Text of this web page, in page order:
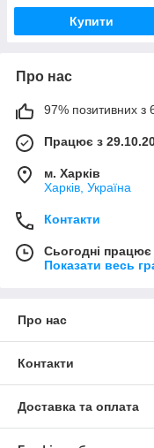
Купити
Про нас
97% позитивних з
Працює з
м. Харків
Харків, Україна
Контакти
Сьогодні
Показати весь
Про нас
Контакти
Доставка та оплата